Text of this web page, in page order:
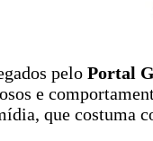
pelo Portal
e
que costuma